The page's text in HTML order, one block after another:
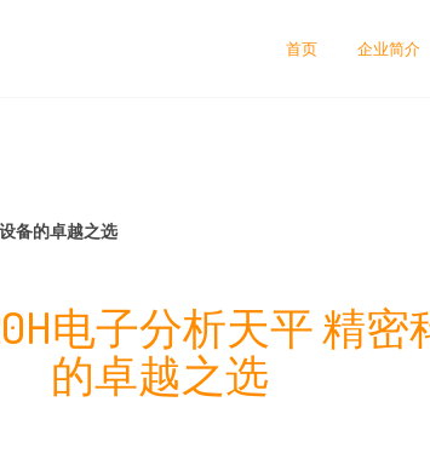
首页 企业简介
备的卓越之选
电子分析天平 精密
的卓越之选